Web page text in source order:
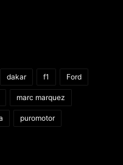
dakar f1 Ford
marc marquez
puromotor